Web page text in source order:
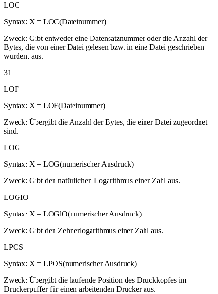
LOC
Syntax: X = LOC(Dateinummer)
Zweck: Gibt entweder eine Datensatznummer oder die Anzahl der
Bytes, die von einer Datei gelesen bzw. in eine Datei geschrieben
wurden, aus.
31
LOF
Syntax: X = LOF(Dateinummer)
Zweck: Übergibt die Anzahl der Bytes, die einer Datei zugeordnet
sind.
LOG
Syntax: X = LOG(numerischer Ausdruck)
Zweck: Gibt den natürlichen Logarithmus einer Zahl aus.
LOGIO
Syntax: X = LOGlO(numerischer Ausdruck)
Zweck: Gibt den Zehnerlogarithmus einer Zahl aus.
LPOS
Syntax: X = LPOS(numerischer Ausdruck)
Zweck: Übergibt die laufende Position des Druckkopfes im
Druckerpuffer für einen arbeitenden Drucker aus.